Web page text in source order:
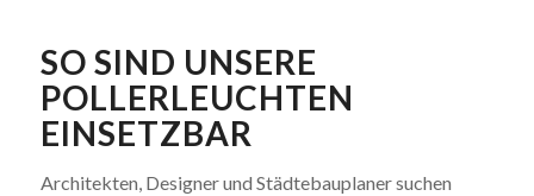
SO SIND UNSERE
POLLERLEUCHTEN
EINSETZBAR
Architekten, Designer und Städtebauplaner suchen